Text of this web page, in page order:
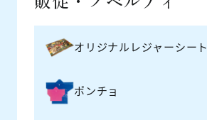
オリジナルレジャーシート
ポンチョ